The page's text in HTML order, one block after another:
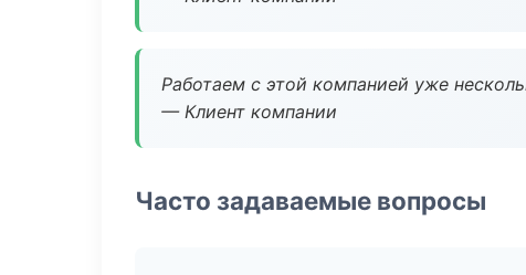
Работаем с этой компанией уже
— Клиент компании
Часто задаваемые вопросы